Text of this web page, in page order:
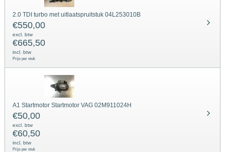
2.0 TDI turbo met uitlaatspruitstuk 04L253010B
€550,00
excl. btw
€665,50
incl. btw
Prijs per stuk
A1 Startmotor Startmotor VAG 02M911024H
€50,00
excl. btw
€60,50
incl. btw
Prijs per stuk